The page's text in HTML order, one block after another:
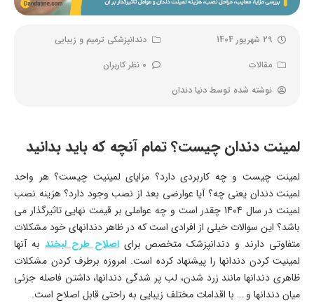
29 شهریور 1404
دندانپزشکی ترمیم و زیبایی
مقالات
0 نظر کاربران
نوشته شده توسط دنیا دندان
لمینت دندان چیست؟ تمام آنچه که باید بدانید
لمینت چیست و چه کاربردی دارد؟ مزایای لمینیت چیست؟ هر واحد
لمینت دندان یعنی چه؟ آیا عوارضی بعد از نصب وجود دارد؟ هزینه نصب
لمینت در سال 1404 چقدر است و چه عواملی بر قیمت نهایی تاثیرگذار می
باشد؟ این سوالات خیلی از افرادی است که در ظاهر دندانهای خود مشکلات
متفاوتی دارند و دندانپزشک متخصص برایاصلاح طرح لبخندبه آنها
لمینیت کردن دندانها را پیشنهاد کرده است. امروزه برطرف کردن مشکلات
ظاهری دندانها مانند زرد شدن، لب پر شدگی دندانها، داشتن فاصله جزئی
میان دندانها و … با اقدامات مختلف زیبایی به راحتی قابل اصلاح است.